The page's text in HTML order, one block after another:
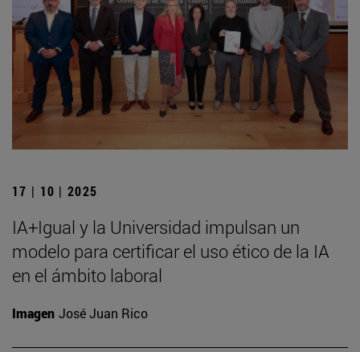
17 | 10 | 2025
IA+Igual y la Universidad impulsan un
modelo para certificar el uso ético de la IA
en el ámbito laboral
Imagen José Juan Rico